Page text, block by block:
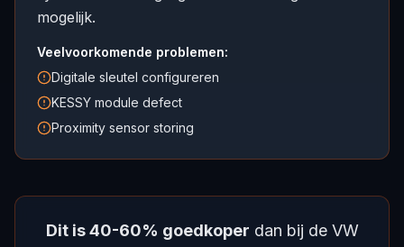
mogelijk.
Veelvoorkomende problemen:
Digitale sleutel configureren
KESSY module defect
Proximity sensor storing
Dit is 40-60% goedkoper dan bij de VW